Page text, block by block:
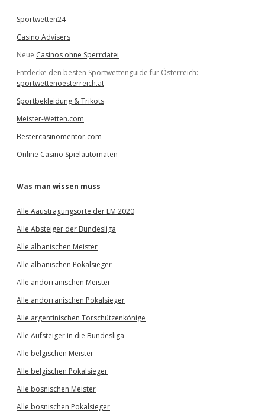
Sportwetten24
Casino Advisers
Neue Casinos ohne Sperrdatei
Entdecke den besten Sportwettenguide für Österreich:
sportwettenoesterreich.at
Sportbekleidung & Trikots
Meister-Wetten.com
Bestercasinomentor.com
Online Casino Spielautomaten
Was man wissen muss
Alle Aaustragungsorte der EM 2020
Alle Absteiger der Bundesliga
Alle albanischen Meister
Alle albanischen Pokalsieger
Alle andorranischen Meister
Alle andorranischen Pokalsieger
Alle argentinischen Torschützenkönige
Alle Aufsteiger in die Bundesliga
Alle belgischen Meister
Alle belgischen Pokalsieger
Alle bosnischen Meister
Alle bosnischen Pokalsieger